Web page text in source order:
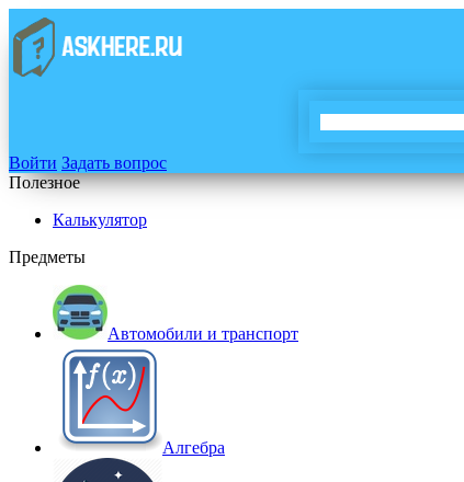
Войти Задать вопрос
Полезное
Калькулятор
Предметы
Автомобили и транспорт
Алгебра